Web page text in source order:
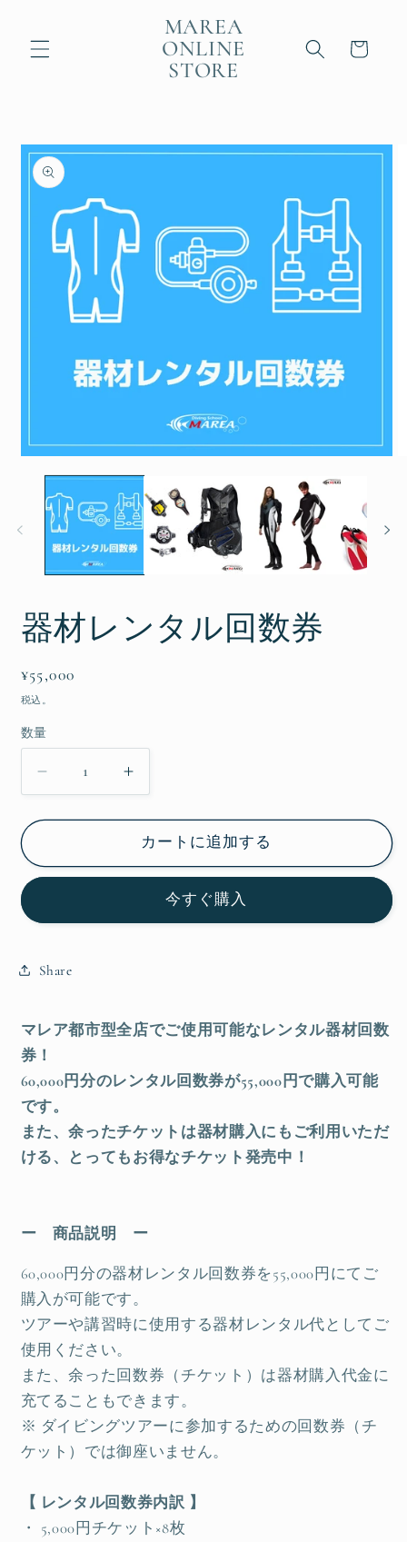
進む
MAREA
ONLINE
STORE
ー
商品情
報にス
キップ
で
を
開
器材レンタル回数券
通
常
格
¥55,000
税込。
数
数量
タ
回
券
数
量
を
減
ら
す
器
ン
タ
回
数
を
や
す
カートに追加する
今すぐ購入
Share
マレア都市型全店でご使用可能なレンタル器材回数
券！
60,000円分のレンタル回数券が55,000円で購入可能
です。
また、余ったチケットは器材購入にもご利用いただ
ける、とってもお得なチケット発売中！
ー 商品説明 ー
60,000円分の器材レンタル回数券を55,000円にてご
購入が可能です。
ツアーや講習時に使用する器材レンタル代としてご
使用ください。
また、余った回数券（チケット）は器材購入代金に
充てることもできます。
※ ダイビングツアーに参加するための回数券（チ
ケット）では御座いません。
【 レンタル回数券内訳 】
・ 5,000円チケット×8枚